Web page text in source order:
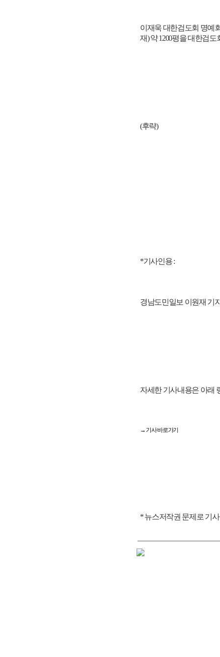
이재욱 대한검도회 명예
재) 약 1200평을 대한검
(후략)
*기사인용 :
경남도민일보 이원재 기
자세한 기사내용은 아래
→ 기사 바로가기
* 뉴스저작권 문제로 기